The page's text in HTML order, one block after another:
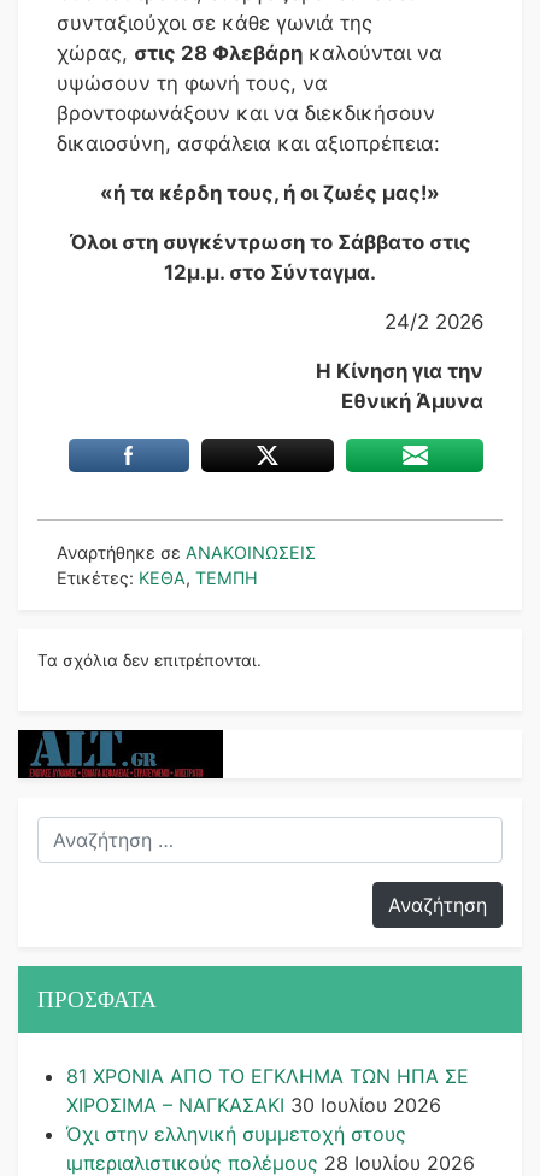
συνταξιούχοι σε κάθε γωνιά της
χώρας, στις 28 Φλεβάρη καλούνται να
υψώσουν τη φωνή τους, να
βροντοφωνάξουν και να διεκδικήσουν
δικαιοσύνη, ασφάλεια και αξιοπρέπεια:
«ή τα κέρδη τους, ή οι ζωές μας!»
Όλοι στη συγκέντρωση το Σάββατο στις
12μ.μ. στο Σύνταγμα.
24/2 2026
Η Κίνηση για την
Εθνική Άμυνα
Αναρτήθηκε σε ΑΝΑΚΟΙΝΩΣΕΙΣ
Ετικέτες: ΚΕΘΑ, ΤΕΜΠΗ
Τα σχόλια δεν επιτρέπονται.
ΠΡΟΣΦΑΤΑ
81 ΧΡΟΝΙΑ ΑΠΟ ΤΟ ΕΓΚΛΗΜΑ ΤΩΝ ΗΠΑ ΣΕ
ΧΙΡΟΣΙΜΑ – ΝΑΓΚΑΣΑΚΙ 30 Ιουλίου 2026
Όχι στην ελληνική συμμετοχή στους
ιμπεριαλιστικούς πολέμους 28 Ιουλίου 2026